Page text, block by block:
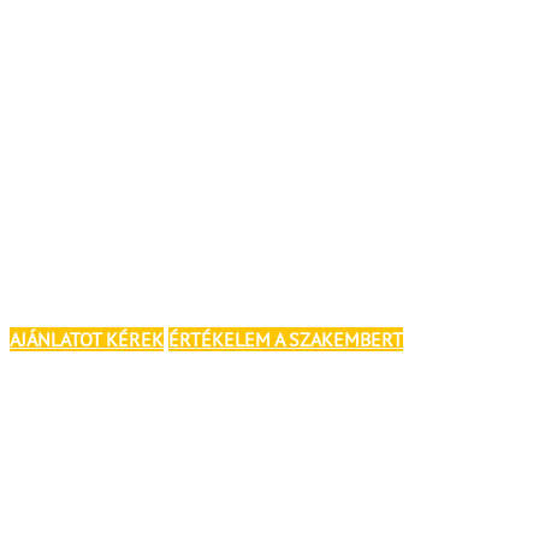
AJÁNLATOT KÉREK ÉRTÉKELEM A SZAKEMBERT